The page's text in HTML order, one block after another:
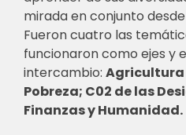
mirada en conjunto
Fueron cuatro las
funcionaron como ejes y
intercambio: Agricultura
Pobreza; C02 de las
Finanzas y Humanidad.